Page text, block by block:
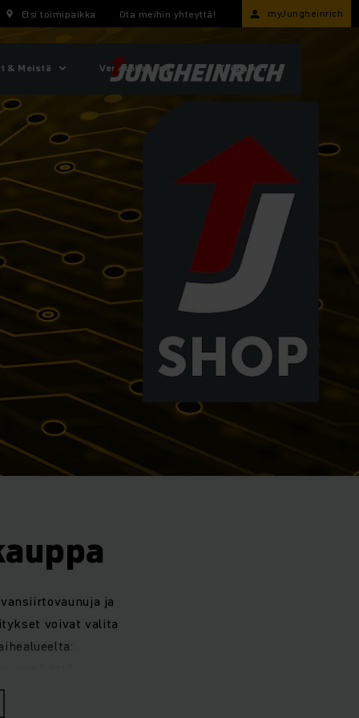
Etsi toimipaikka Ota meihin yhteyttä! myJungheinrich
& Meistä Verkkokauppa Työpaikat
ja
voivat valita